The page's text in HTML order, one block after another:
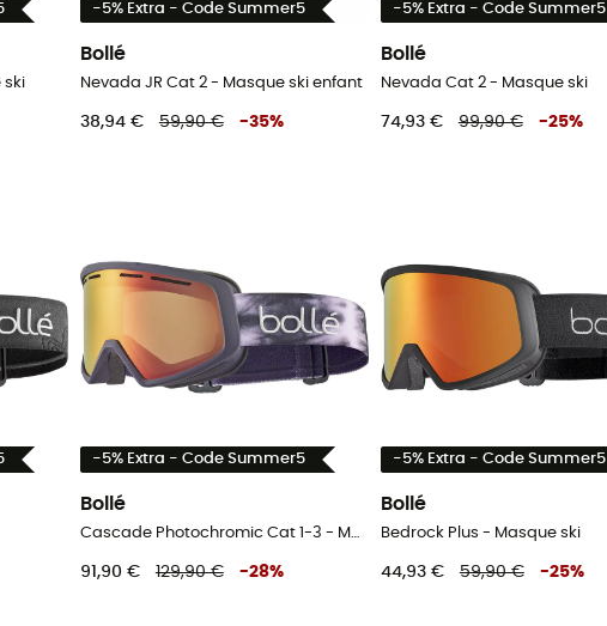
ski
-5% Extra - Code Summer5
Bollé
Nevada JR Cat 2 - Masque ski enfant
38,94 € 59,90 € -35%
-5% Extra - Code Summer5
Bollé
Nevada Cat 2 - Masque ski
74,93 € 99,90 € -25%
-5% Extra - Code Summer5
Bollé
Cascade Photochromic Cat 1-3 - Masque ski
91,90 € 129,90 € -28%
-5% Extra - Code Summer5
Bollé
Bedrock Plus - Masque ski
44,93 € 59,90 € -25%